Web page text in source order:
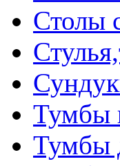
Столы
Тумбы
Тумбы